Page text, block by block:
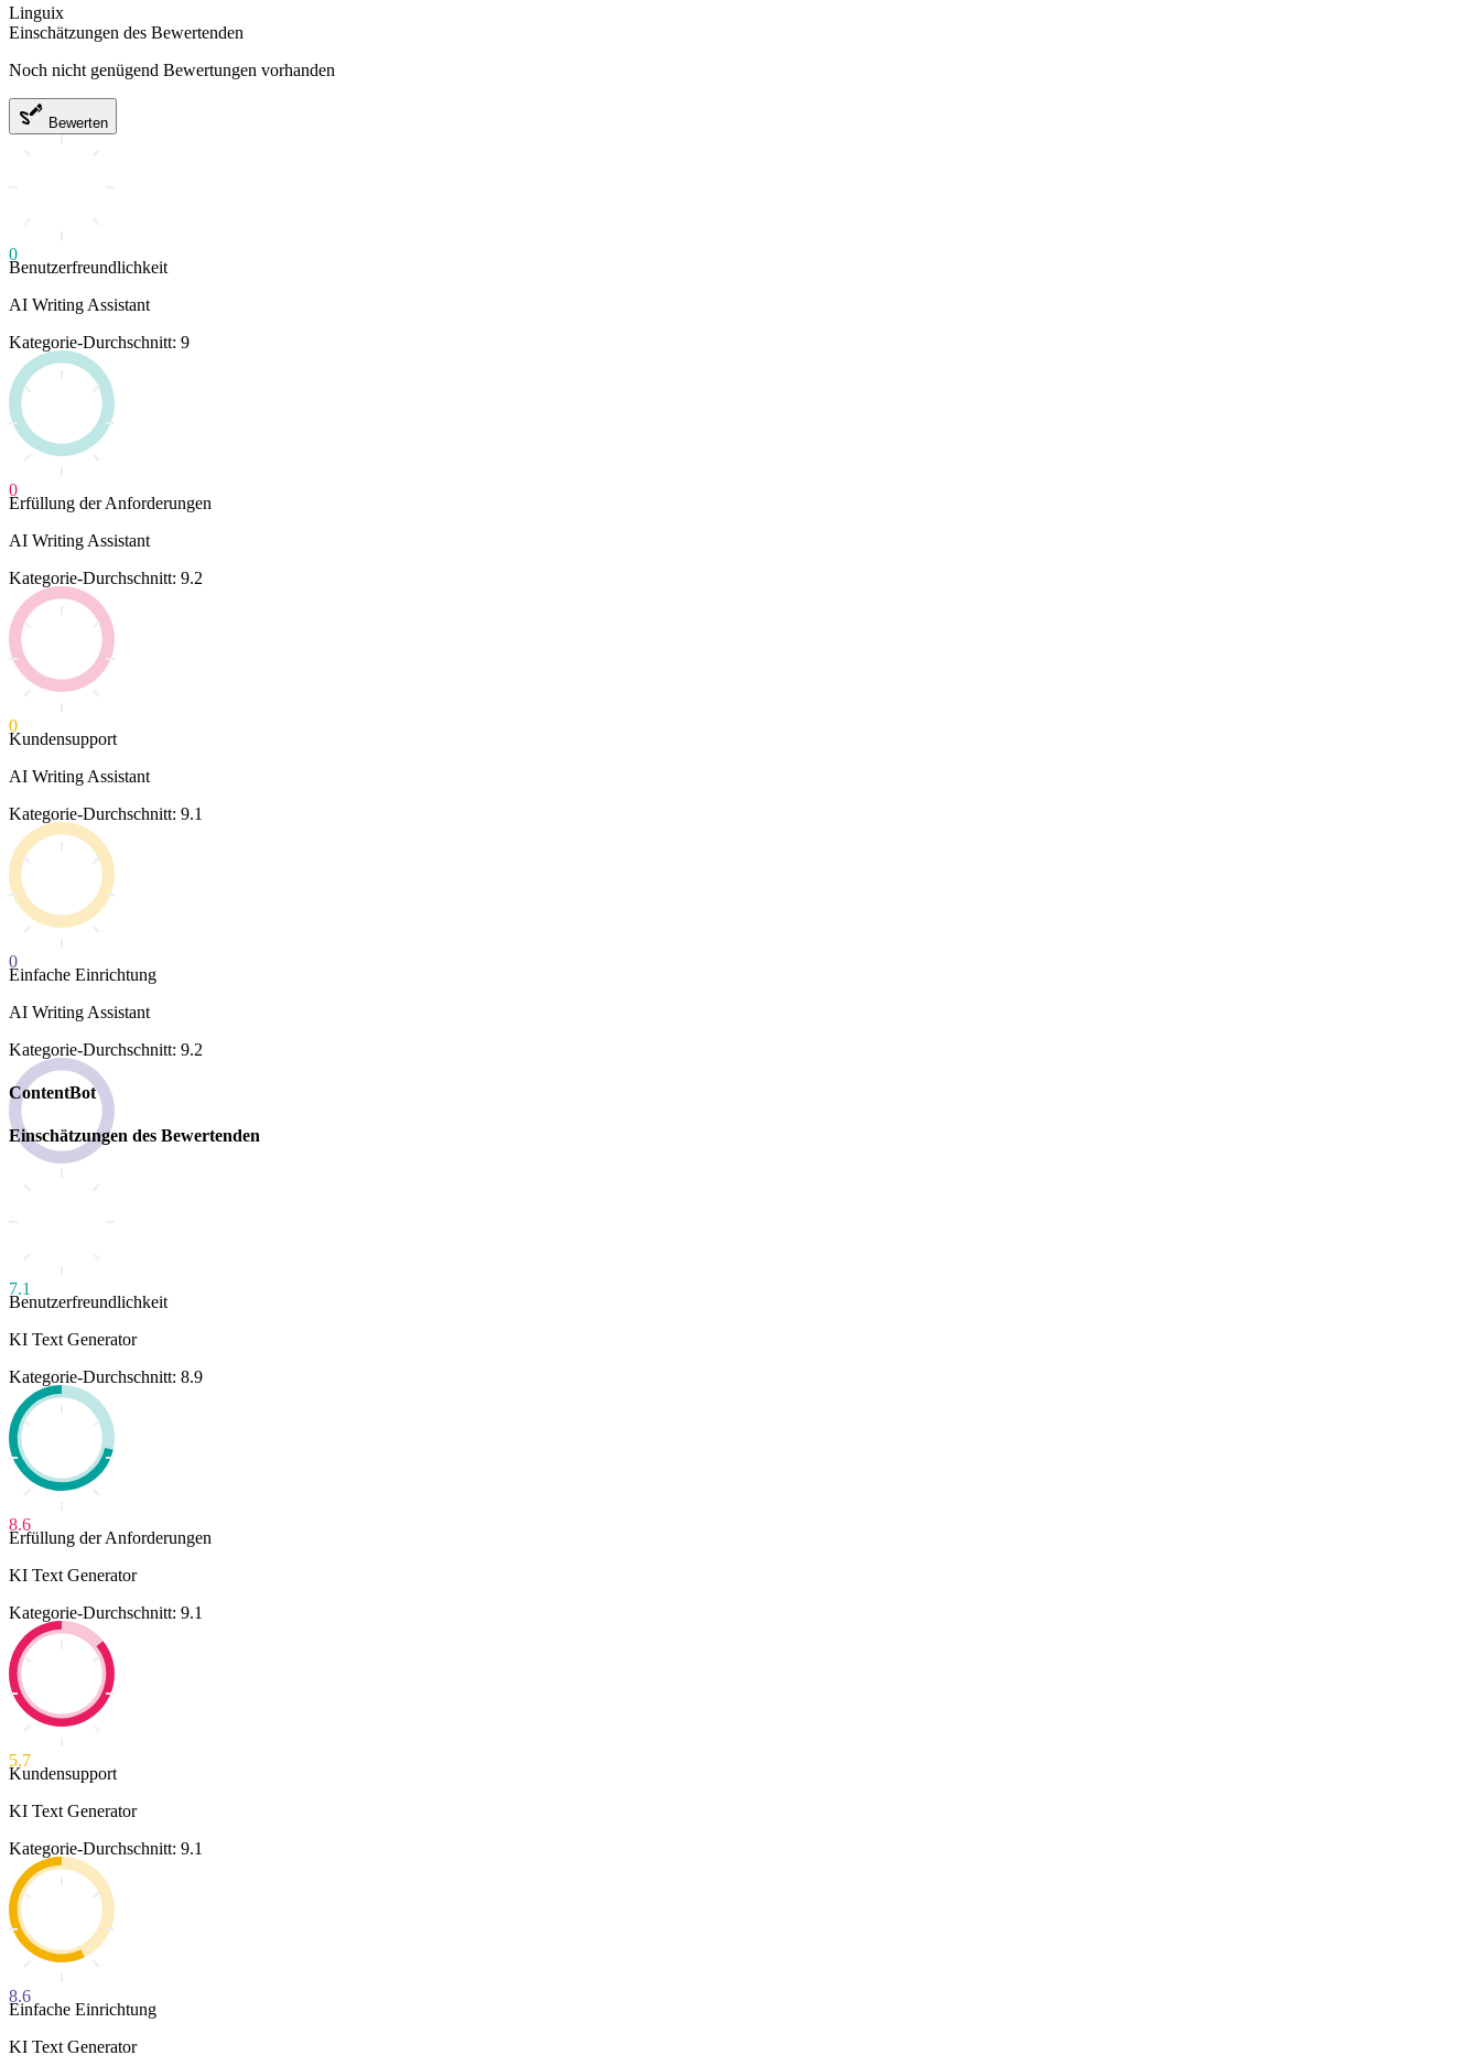
Linguix
Einschätzungen des Bewertenden
Noch nicht genügend Bewertungen vorhanden
Bewerten
0
Benutzerfreundlichkeit
AI Writing Assistant
Kategorie-Durchschnitt: 9
0
Erfüllung der Anforderungen
AI Writing Assistant
Kategorie-Durchschnitt: 9.2
0
Kundensupport
AI Writing Assistant
Kategorie-Durchschnitt: 9.1
0
Einfache Einrichtung
AI Writing Assistant
Kategorie-Durchschnitt: 9.2
ContentBot
Einschätzungen des Bewertenden
7.1
Benutzerfreundlichkeit
KI Text Generator
Kategorie-Durchschnitt: 8.9
8.6
Erfüllung der Anforderungen
KI Text Generator
Kategorie-Durchschnitt: 9.1
5.7
Kundensupport
KI Text Generator
Kategorie-Durchschnitt: 9.1
8.6
Einfache Einrichtung
KI Text Generator